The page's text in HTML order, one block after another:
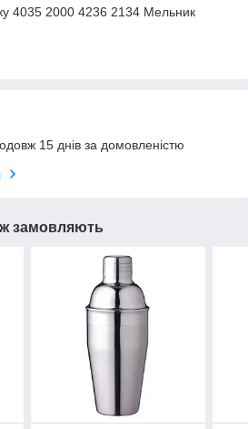
4035 2000 4236 2134 Мельник
15 днів за домовленістю
замовляють